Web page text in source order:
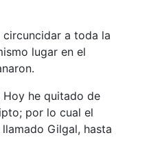
a toda la
lugar en el
he quitado de
por lo cual el
Gilgal, hasta